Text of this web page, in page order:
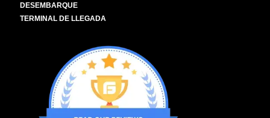
DESEMBARQUE
TERMINAL DE LLEGADA